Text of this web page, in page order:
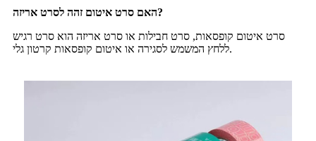
האם סרט איטום זהה לסרט אריזה?
סרט איטום קופסאות, סרט חבילות או סרט אריזה הוא סרט רגיש
ללחץ המשמש לסגירה או איטום קופסאות קרטון גלי.